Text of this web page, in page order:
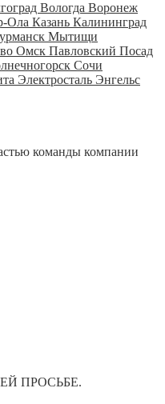
Вологда Воронеж
Ола Казань Калининград
Мытищи
Омск Павловский Посад
Сочи
Электросталь Энгельс
команды компании
ПРОСЬБЕ.